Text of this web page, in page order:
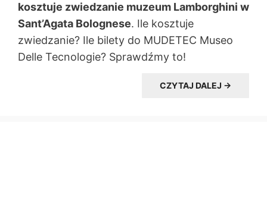
kosztuje zwiedzanie muzeum Lamborghini w
Sant’Agata Bolognese. Ile kosztuje
zwiedzanie? Ile bilety do MUDETEC Museo
Delle Tecnologie? Sprawdźmy to!
CZYTAJ DALEJ →